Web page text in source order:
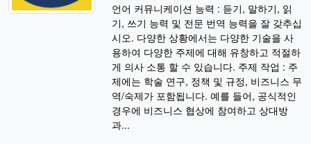
언어 커뮤니케이션 능력 : 듣기, 말하기, 읽
기, 쓰기 능력 및 전문 번역 능력을 잘 갖추십
시오. 다양한 상황에서는 다양한 기술을 사
용하여 다양한 주제에 대해 유창하고 적절하
게 의사 소통 할 수 있습니다. 주제 작업 : 주
제에는 학술 연구, 정책 및 규정, 비즈니스 무
역/숙제가 포함됩니다. 예를 들어, 공식적인
경우에 비즈니스 협상에 참여하고 상대방
과...